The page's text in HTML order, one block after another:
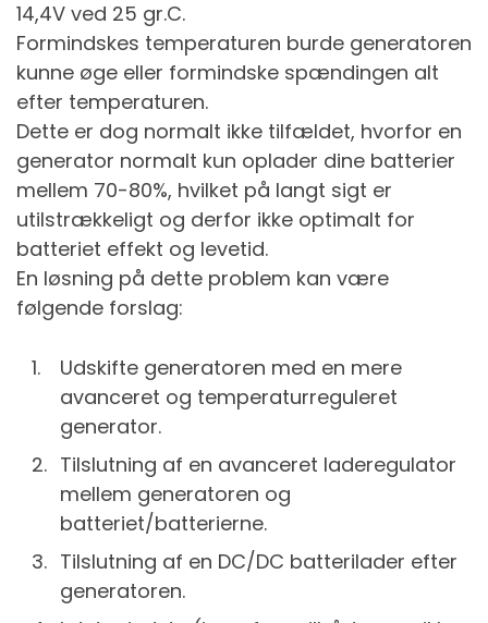
14,4V ved 25 gr.C.
Formindskes temperaturen burde generatoren
kunne øge eller formindske spændingen alt
efter temperaturen.
Dette er dog normalt ikke tilfældet, hvorfor en
generator normalt kun oplader dine batterier
mellem 70-80%, hvilket på langt sigt er
utilstrækkeligt og derfor ikke optimalt for
batteriet effekt og levetid.
En løsning på dette problem kan være
følgende forslag:
Udskifte generatoren med en mere
avanceret og temperaturreguleret
generator.
Tilslutning af en avanceret laderegulator
mellem generatoren og
batteriet/batterierne.
Tilslutning af en DC/DC batterilader efter
generatoren.